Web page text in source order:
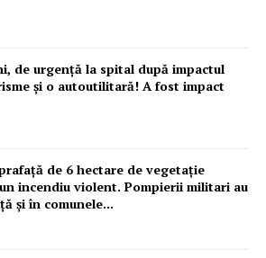
2de 2
de urgență la spital după impactul
și o autoutilitară! A fost impact
de 6 hectare de vegetație
incendiu violent. Pompierii militari au
și în comunele...